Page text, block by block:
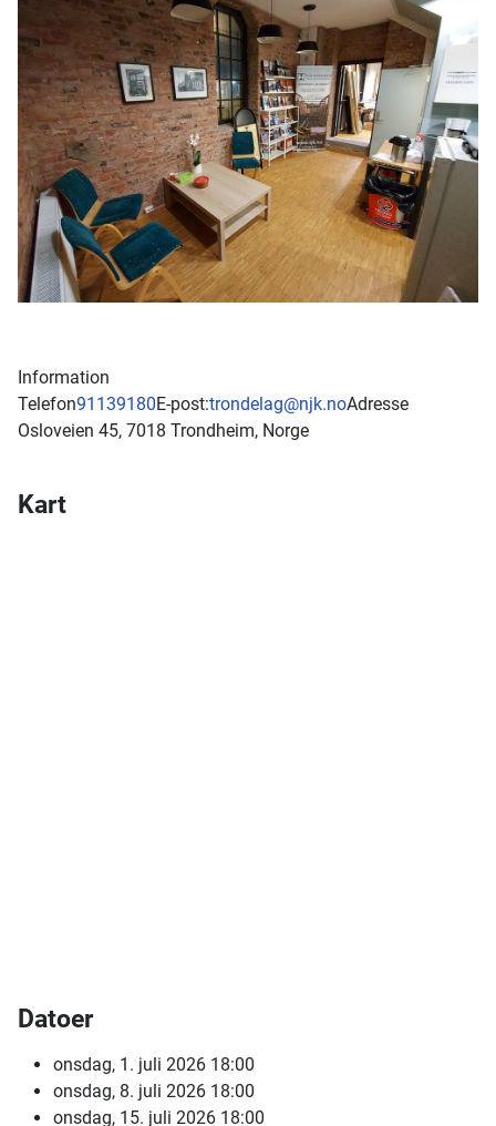
Information
Telefon91139180E-post:trondelag@njk.noAdresse
Osloveien 45, 7018 Trondheim, Norge
Kart
Datoer
onsdag, 1. juli 2026 18:00
onsdag, 8. juli 2026 18:00
onsdag, 15. juli 2026 18:00